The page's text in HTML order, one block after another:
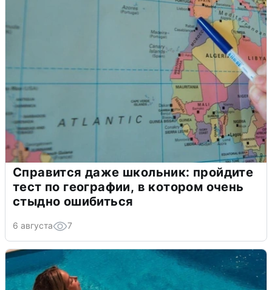
Справится даже школьник: пройдите
тест по географии, в котором очень
стыдно ошибиться
6 августа 7